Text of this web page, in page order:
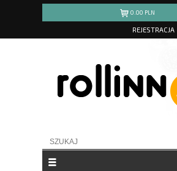
0.00 PLN
REJESTRACJA